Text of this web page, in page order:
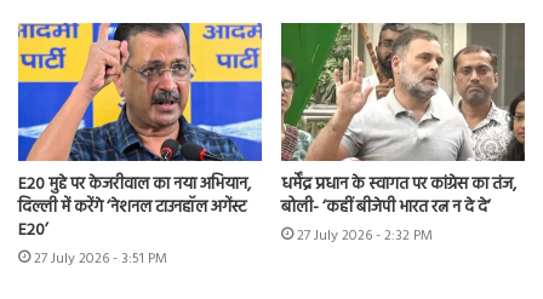
E20 मुद्दे पर केजरीवाल का नया अभियान,
दिल्ली में करेंगे ‘नेशनल टाउनहॉल अगेंस्ट
E20’
27 July 2026 - 3:51 PM
धर्मेंद्र प्रधान के स्वागत पर कांग्रेस का तंज,
बोली- ‘कहीं बीजेपी भारत रत्न न दे दे’
27 July 2026 - 2:32 PM